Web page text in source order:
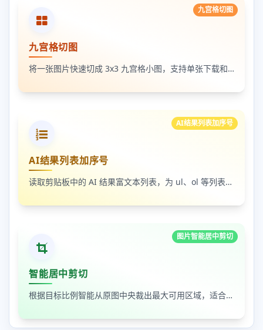
九宫格切图
九宫格切图
将一张图片快速切成 3x3 九宫格小图，支持单张下载和 ZIP 打包下载
AI结果列表加序号
AI结果列表加序号
读取剪贴板中的 AI 结果富文本列表，为 ul、ol 等列表自动补 1-N 序号，支持富文本和纯文本输出
图片智能居中剪切
智能居中剪切
根据目标比例智能从原图中央裁出最大可用区域，适合封面图、缩略图和平台尺寸适配